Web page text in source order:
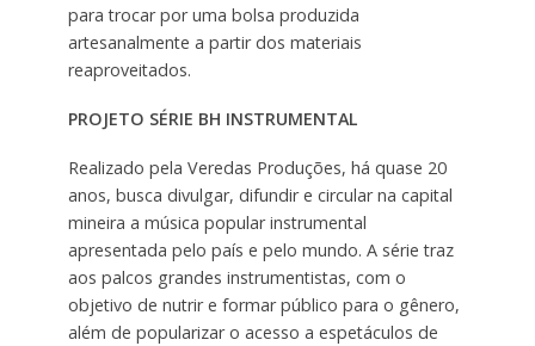
para trocar por uma bolsa produzida
artesanalmente a partir dos materiais
reaproveitados.
PROJETO SÉRIE BH INSTRUMENTAL
Realizado pela Veredas Produções, há quase 20
anos, busca divulgar, difundir e circular na capital
mineira a música popular instrumental
apresentada pelo país e pelo mundo. A série traz
aos palcos grandes instrumentistas, com o
objetivo de nutrir e formar público para o gênero,
além de popularizar o acesso a espetáculos de